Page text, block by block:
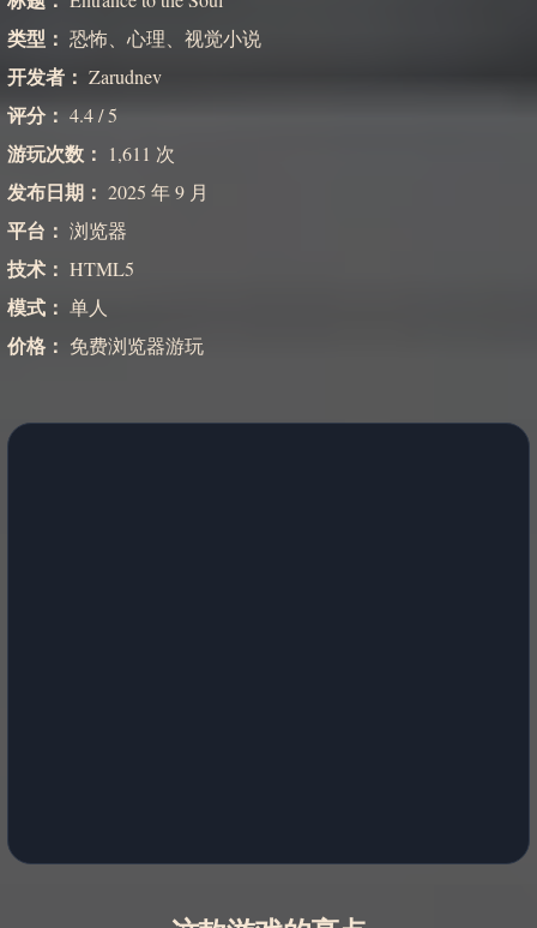
类型： 恐怖、心理、视觉小说
开发者： Zarudnev
评分： 4.4 / 5
游玩次数： 1,611 次
发布日期： 2025 年 9 月
平台： 浏览器
技术： HTML5
模式： 单人
价格： 免费浏览器游玩